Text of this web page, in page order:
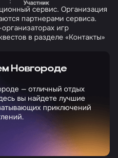
сервис. Организация
партнерами сервиса.
игр
в разделе «Контакты»
Новгороде
— отличный отдых
вы найдете лучшие
приключений